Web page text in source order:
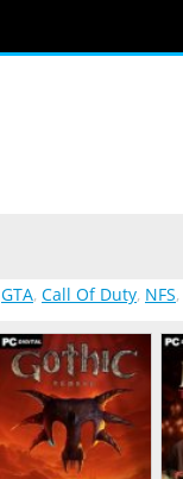
GTA, Call Of Duty, NFS,